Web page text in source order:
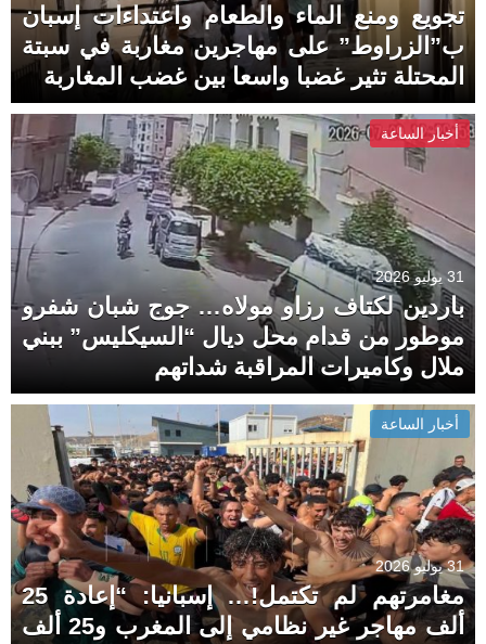
تجويع ومنع الماء والطعام واعتداءات إسبان
ب”الزراوط” على مهاجرين مغاربة في سبتة
المحتلة تثير غضبا واسعا بين غضب المغاربة
أخبار الساعة
31 يوليو 2026
باردين لكتاف رزاو مولاه… جوج شبان شفرو
موطور من قدام محل ديال “السيكليس” ببني
ملال وكاميرات المراقبة شداتهم
أخبار الساعة
31 يوليو 2026
مغامرتهم لم تكتمل!… إسبانيا: “إعادة 25
ألف مهاجر غير نظامي إلى المغرب و25 ألف